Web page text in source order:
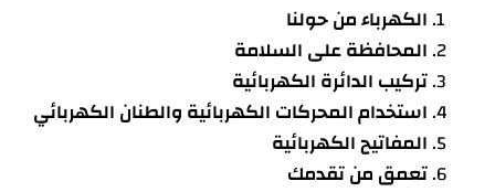
الكهرباء من حولنا
المحافظة على السلامة
تركيب الدائرة الكهربائية
استخدام المحركات الكهربائية والطنان الكهربائي
المفاتيح الكهربائية
تعمق من تقدمك